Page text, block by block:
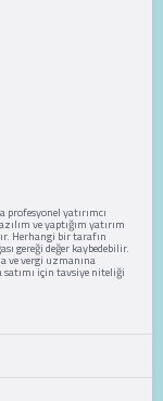
profesyonel yatırımcı
ve yaptığım yatırım
Herhangi bir tarafın
gereği değer kaybedebilir.
ve vergi uzmanına
için tavsiye niteliği